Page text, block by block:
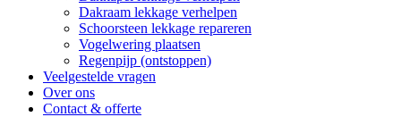
Dakraam lekkage verhelpen
Schoorsteen lekkage repareren
Vogelwering plaatsen
Regenpijp (ontstoppen)
Veelgestelde vragen
Over ons
Contact & offerte